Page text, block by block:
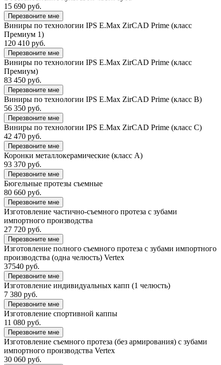
15 690 руб.
Перезвоните мне
Виниры по технологии IPS E.Max ZirCAD Prime (класс
Премиум 1)
120 410 руб.
Перезвоните мне
Виниры по технологии IPS E.Max ZirCAD Prime (класс
Премиум)
83 450 руб.
Перезвоните мне
Виниры по технологии IPS E.Max ZirCAD Prime (класс B)
56 350 руб.
Перезвоните мне
Виниры по технологии IPS E.Max ZirCAD Prime (класс C)
42 470 руб.
Перезвоните мне
Коронки металлокерамические (класс А)
93 370 руб.
Перезвоните мне
Бюгельные протезы съемные
80 660 руб.
Перезвоните мне
Изготовление частично-съемного протеза с зубами
импортного производства
27 720 руб.
Перезвоните мне
Изготовление полного съемного протеза с зубами импортного
производства (одна челюсть) Vertex
37540 руб.
Перезвоните мне
Изготовление индивидуальных капп (1 челюсть)
7 380 руб.
Перезвоните мне
Изготовление спортивной каппы
11 080 руб.
Перезвоните мне
Изготовление съемного протеза (без армирования) с зубами
импортного производства Vertex
30 060 руб.